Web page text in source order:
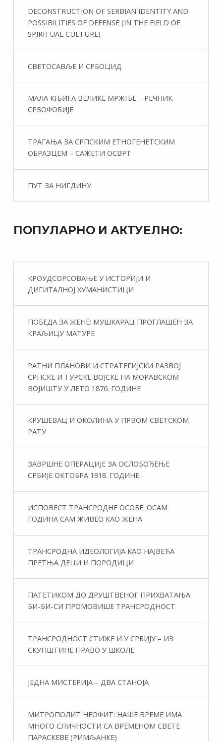
DECONSTRUCTION OF SERBIAN IDENTITY AND
POSSIBILITIES OF DEFENSE (IN THE FIELD OF
SPIRITUAL CULTURE)
СВЕТОСАВЉЕ И СРБОЦИД
МАЛА КЊИГА ВЕЛИКЕ МРЖЊЕ – РЕЧНИК
СРБОФОБИЈЕ
ТРАГАЊА ЗА СРПСКИМ ЕТНОГЕНЕТСКИМ
ОБРАЗЦЕМ – САЖЕТИ ОСВРТ
ПУТ ЗА НИГДИНУ
ПОПУЛАРНО И АКТУЕЛНО:
КРОУДСОРСОВАЊЕ У ИСТОРИЈИ И
ДИГИТАЛНОЈ ХУМАНИСТИЦИ
ПОБЕДА ЗА ЖЕНЕ: МУШКАРАЦ ПРОГЛАШЕН ЗА
КРАЉИЦУ МАТУРЕ
РАТНИ ПЛАНОВИ И СТРАТЕГИЈСКИ РАЗВОЈ
СРПСКЕ И ТУРСКЕ ВОЈСКЕ НА МОРАВСКОМ
ВОЈИШТУ У ЛЕТО 1876. ГОДИНЕ
КРУШЕВАЦ И ОКОЛИНА У ПРВОМ СВЕТСКОМ
РАТУ
ЗАВРШНЕ ОПЕРАЦИЈЕ ЗА ОСЛОБОЂЕЊЕ
СРБИЈЕ ОКТОБРА 1918. ГОДИНЕ
ИСПОВЕСТ ТРАНСРОДНЕ ОСОБЕ: ОСАМ
ГОДИНА САМ ЖИВЕО КАО ЖЕНА
ТРАНСРОДНА ИДЕОЛОГИЈА КАО НАЈВЕЋА
ПРЕТЊА ДЕЦИ И ПОРОДИЦИ
ПАТЕТИКОМ ДО ДРУШТВЕНОГ ПРИХВАТАЊА:
БИ-БИ-СИ ПРОМОВИШЕ ТРАНСРОДНОСТ
ТРАНСРОДНОСТ СТИЖЕ И У СРБИЈУ – ИЗ
СКУПШТИНЕ ПРАВО У ШКОЛЕ
ЈЕДНА МИСТЕРИЈА – ДВА СТАНОЈА
МИТРОПОЛИТ НЕОФИТ: НАШЕ ВРЕМЕ ИМА
МНОГО СЛИЧНОСТИ СА ВРЕМЕНОМ СВЕТЕ
ПАРАСКЕВЕ (РИМЉАНКЕ)